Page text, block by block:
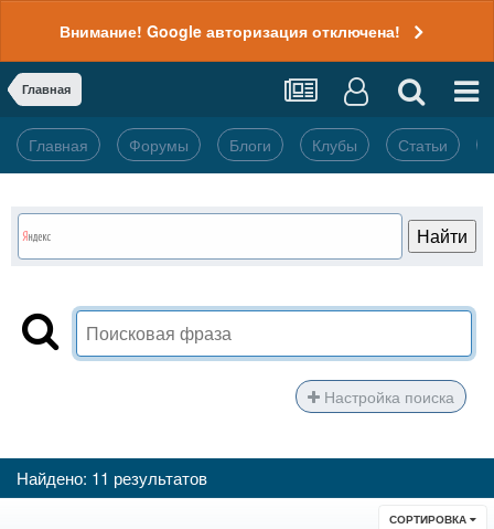
Внимание! Google авторизация отключена!
Главная
Главная Форумы Блоги Клубы Статьи
Настройка поиска
Найдено: 11 результатов
СОРТИРОВКА